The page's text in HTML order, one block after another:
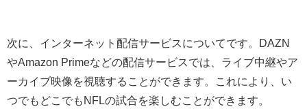
次に、インターネット配信サービスについてです。DAZN
やAmazon Primeなどの配信サービスでは、ライブ中継やア
ーカイブ映像を視聴することができます。これにより、い
つでもどこでもNFLの試合を楽しむことができます。